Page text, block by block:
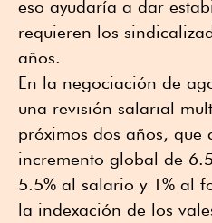
eso ayudaría a dar
requieren los
años.
En la negociación de
una revisión salarial
próximos dos años, que
incremento global de
5.5% al salario y 1% al
la indexación de los